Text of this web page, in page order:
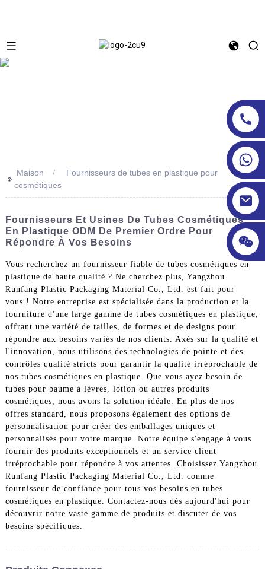
>> Maison
Fournisseurs de tubes en plastique pour
cosmétiques
Fournisseurs Et Usines De Tubes Cosmétiques
En Plastique ODM De Premier Ordre Pour
Répondre À Vos Besoins
Vous recherchez un fournisseur fiable de tubes cosmétiques en
plastique de haute qualité ? Ne cherchez plus, Yangzhou
Runfang Plastic Packaging Material Co., Ltd. est fait pour
vous ! Notre entreprise est spécialisée dans la production et la
fourniture d'une large gamme de tubes cosmétiques en plastique,
offrant une variété de tailles, de formes et de designs pour
répondre aux besoins variés de nos clients. Axés sur la qualité et
l'innovation, nous utilisons des technologies de pointe et des
contrôles qualité stricts pour garantir la qualité irréprochable de
nos tubes cosmétiques en plastique. Que vous ayez besoin de
tubes pour baume à lèvres, lotion ou autres produits
cosmétiques, nous avons la solution idéale. En plus de nos
offres standard, nous proposons également des options de
personnalisation pour créer des emballages uniques et
personnalisés pour votre marque. Notre équipe s'engage à vous
fournir des produits exceptionnels et un service client
irréprochable pour répondre à vos attentes. Choisissez Yangzhou
Runfang Plastic Packaging Material Co., Ltd. comme
fournisseur de confiance pour tous vos besoins en tubes
cosmétiques en plastique. Contactez-nous dès aujourd'hui pour
découvrir notre vaste gamme de produits et discuter de vos
besoins spécifiques.